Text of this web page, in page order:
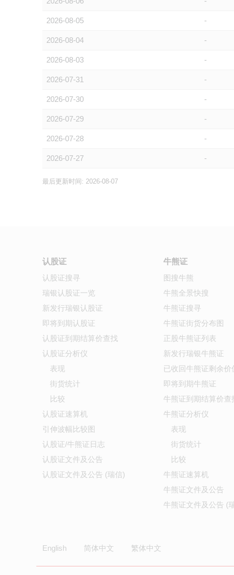
2026-08-05 -
2026-08-04 -
2026-08-03 -
2026-07-31 -
2026-07-30 -
2026-07-29 -
2026-07-28 -
2026-07-27 -
最后更新时间: 2026-08-07
认股证
认股证搜寻
瑞银认股证一览
新发行瑞银认股证
即将到期认股证
认股证到期结算价查找
认股证分析仪
表现
街货统计
比较
认股证速算机
引伸波幅比较图
认股证/牛熊证日志
认股证文件及公告
认股证文件及公告 (瑞信)
牛熊证
图搜牛熊
牛熊全景快搜
牛熊证搜寻
牛熊证街货分布图
正股牛熊证列表
新发行瑞银牛熊证
已收回牛熊证剩余价
即将到期牛熊证
牛熊证到期结算价查
牛熊证分析仪
表现
街货统计
比较
牛熊证速算机
牛熊证文件及公告
牛熊证文件及公告 (
English 简体中文 繁体中文